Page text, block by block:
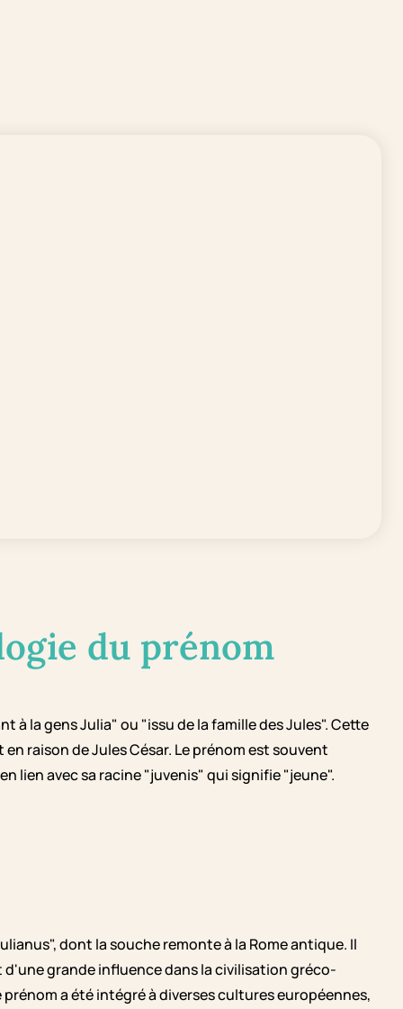
du prénom
la gens Julia" ou "issu de la famille des Jules". Cette
raison de Jules César. Le prénom est souvent
lien avec sa racine "juvenis" qui signifie "jeune".
dont la souche remonte à la Rome antique. Il
grande influence dans la civilisation gréco-
a été intégré à diverses cultures européennes,